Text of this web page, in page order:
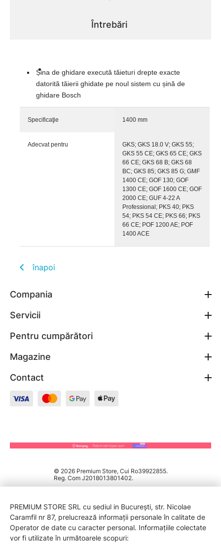
Întrebări
Șina de ghidare execută tăieturi drepte exacte
datorită tăierii ghidate pe noul sistem cu șină de
ghidare Bosch
Specificaţie 1400 mm
Adecvat pentru
GKS; GKS 18.0 V; GKS 55;
GKS 55 CE; GKS 65 CE; GKS
66 CE; GKS 68 B; GKS 68
BC; GKS 85; GKS 85 G; GMF
1400 CE; GOF 130; GOF
1300 CE; GOF 1600 CE; GOF
2000 CE; GUF 4-22 A
Professional; PKS 40; PKS
54; PKS 54 CE; PKS 66; PKS
66 CE; POF 1200 AE; POF
1400 ACE
înapoi
Compania
Servicii
Pentru cumpărători
Magazine
Contact
© 2026 Premium Store, Cui Ro39922855.
Reg. Com J2018013801402.
PREMIUM STORE SRL cu sediul in București, str. Nicolae
Caramfil nr 87, prelucrează informații personale în calitate de
Operator de date cu caracter personal. Informațiile colectate
vor fi utilizate în următoarele scopuri: